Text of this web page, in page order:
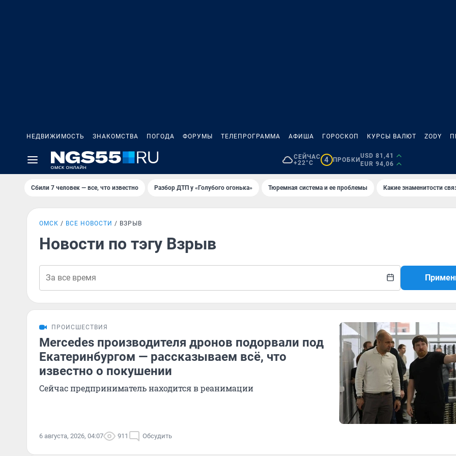
НЕДВИЖИМОСТЬ ЗНАКОМСТВА ПОГОДА ФОРУМЫ ТЕЛЕПРОГРАММА АФИША ГОРОСКОП КУРСЫ ВАЛЮТ ZODY
СЕЙЧАС
+22°C
4 ПРОБКИ
USD 81,41
EUR 94,06
Сбили 7 человек — все, что известно Разбор ДТП у «Голубого огонька» Тюремная система и ее проблемы Какие знаменитости
ОМСК ВСЕ НОВОСТИ ВЗРЫВ
Новости по тэгу Взрыв
ПРОИСШЕСТВИЯ
Mercedes производителя дронов подорвали под
Екатеринбургом — рассказываем всё, что
известно о покушении
Сейчас предприниматель находится в реанимации
6 августа, 2026, 04:07 911 Обсудить